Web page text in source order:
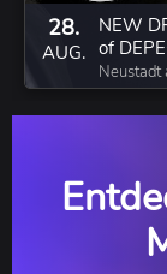
28.
AUG.
NEW
of
Neustadt